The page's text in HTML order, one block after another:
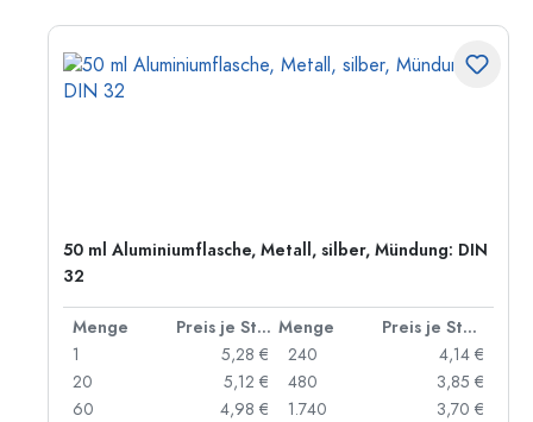
50 ml Aluminiumflasche, Metall, silber, Mündung: DIN
32
Menge Preis je Stück Menge
Preis je Stück
1
5,28 €
20
5,12 €
60
4,98 €
240
4,14 €
480
3,85 €
1.740
3,70 €